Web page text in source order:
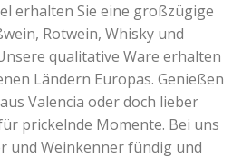
erhalten Sie eine großzügige
Rotwein, Whisky und
qualitative Ware erhalten
Ländern Europas. Genießen
Valencia oder doch lieber
prickelnde Momente. Bei uns
und Weinkenner fündig und